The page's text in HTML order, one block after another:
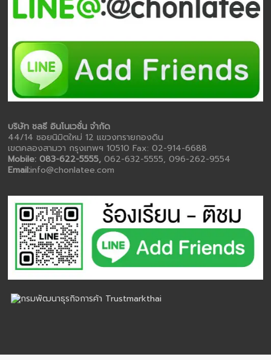
บริษัท ชลธี อินโนเวชั่น จำกัด
44/14 ซอยนิมิตใหม่ 12 แขวงทรายกองดิน
เขตคลองสามวา กรุงเทพฯ 10510 Fax: 02-914-6688
Mobile: 083-622-5555,062-632-5555, 096-262-9554
Email:info@chonlatee.com